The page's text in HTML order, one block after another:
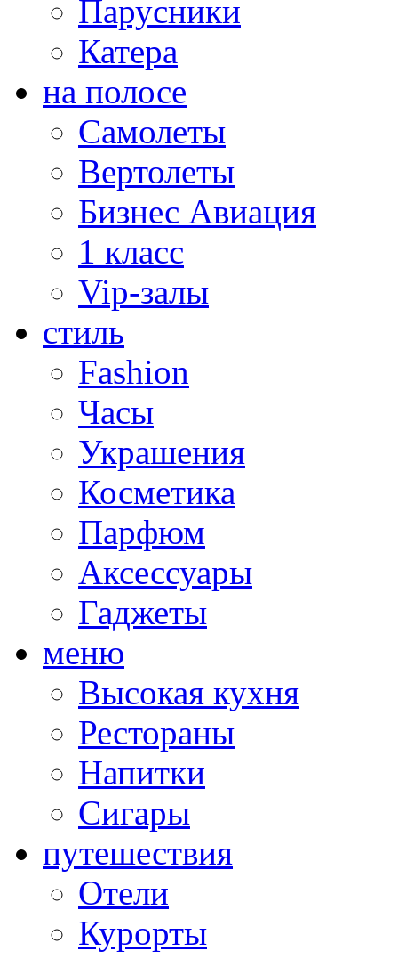
Парусники
Катера
на полосе
Самолеты
Вертолеты
Бизнес Авиация
1 класс
Vip-залы
стиль
Fashion
Часы
Украшения
Косметика
Парфюм
Аксессуары
Гаджеты
меню
Высокая кухня
Рестораны
Напитки
Сигары
путешествия
Отели
Курорты